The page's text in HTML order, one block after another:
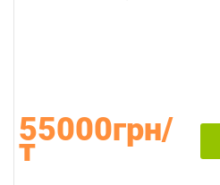
55000грн/
т